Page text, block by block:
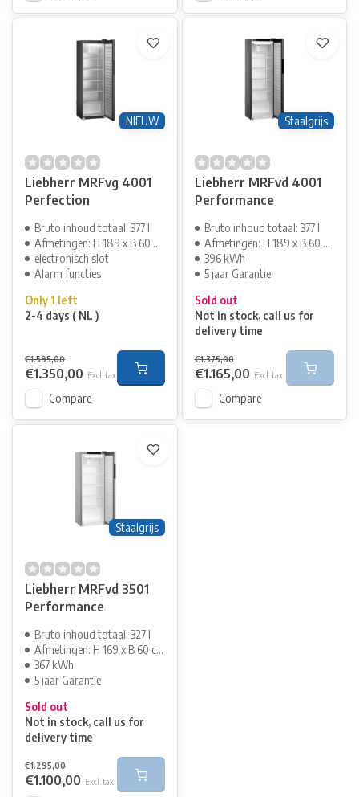
NIEUW
Liebherr MRFvg 4001
Perfection
Bruto inhoud totaal: 377 l
Afmetingen: H 189 x B 60 cm
electronisch slot
Alarm functies
Only 1 left
2-4 days ( NL )
€1.595,00
€1.350,00 Excl. tax
Compare
Staalgrijs
Liebherr MRFvd 4001
Performance
Bruto inhoud totaal: 377 l
Afmetingen: H 189 x B 60 cm
396 kWh
5 jaar Garantie
Sold out
Not in stock, call us for
delivery time
€1.375,00
€1.165,00 Excl. tax
Compare
Staalgrijs
Liebherr MRFvd 3501
Performance
Bruto inhoud totaal: 327 l
Afmetingen: H 169 x B 60 cm
367 kWh
5 jaar Garantie
Sold out
Not in stock, call us for
delivery time
€1.295,00
€1.100,00 Excl. tax